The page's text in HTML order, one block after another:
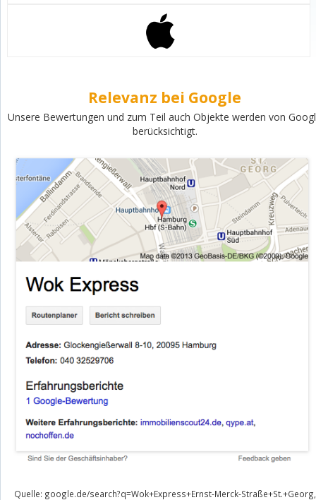
Relevanz bei Google
Unsere Bewertungen und zum Teil auch Objekte werden von
berücksichtigt.
Quelle: google.de/search?q=Wok+Express+Ernst-Merck-Straße+St.+Georg,